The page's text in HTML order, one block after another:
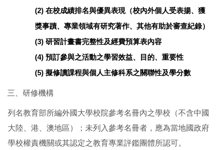
(2) 在校成績排名與優異表現（校內外個人受表揚、獲
獎事蹟、專業領域有研究著作、其他有助於審查紀錄）
(3) 研習計畫書完整性及經費預算表內容
(4) 預訂參與之活動之學習效益、目的、重要性
(5) 擬修讀課程與個人主修科系之關聯性及學分數
三、研修機構
列名教育部所編外國大學校院參考名冊內之學校（不含中國
大陸、港、澳地區）；未列入參考名冊者，應為當地國政府
學校權責機關或其認定之教育專業評鑑團體所認可。